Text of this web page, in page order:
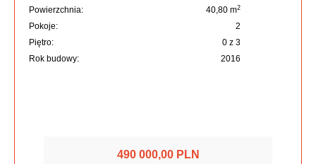
Powierzchnia:
40,80 m2
Pokoje:
2
Piętro:
0 z 3
Rok budowy:
2016
490 000,00 PLN